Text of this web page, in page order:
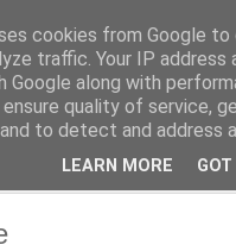
des
cookies from Google
traffic. Your IP address
Google along with
quality of service,
to detect and address
LEARN MORE